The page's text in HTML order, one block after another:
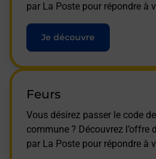
par La Poste pour répondre à
Je découvre
Feurs
Vous désirez passer le code
commune ? Découvrez l’offre
par La Poste pour répondre à